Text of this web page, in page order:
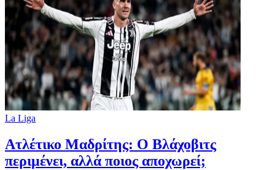
La Liga
Ατλέτικο Μαδρίτης: Ο Βλάχοβιτς
περιμένει, αλλά ποιος αποχωρεί;